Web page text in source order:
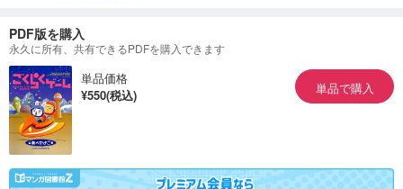
PDF版を購入
永久に所有、共有できるPDFを購入できます
単品価格
¥550(税込)
単品で購入